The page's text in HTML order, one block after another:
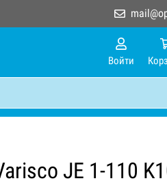
Войти
JE 1-110